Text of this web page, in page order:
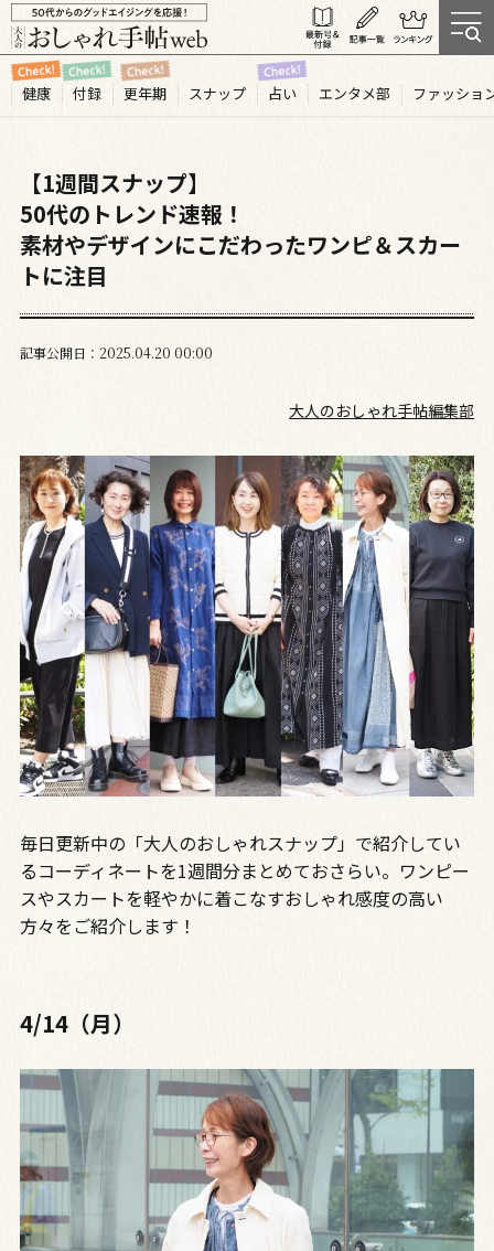
健康 付録 更年期 スナップ 占い エンタメ部 ファッショ
【1週間スナップ】
50代のトレンド速報！
素材やデザインにこだわったワンピ＆スカー
トに注目
記事公開日 2025.04 20 00:00
大人のおしゃれ手帖編集部
毎日更新中の「大人のおしゃれスナップ」で紹介してい
るコーディネートを1週間分まとめておさらい。ワンピー
スやスカートを軽やかに着こなすおしゃれ感度の高い
方々をご紹介します！
4/14（月）